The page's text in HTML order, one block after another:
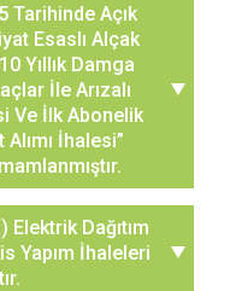
Tarihinde Açık
Esaslı Alçak
Yıllık Damga
İle Arızalı
Ve İlk Abonelik
İhalesi”
Dağıtım
Yapım İhaleleri